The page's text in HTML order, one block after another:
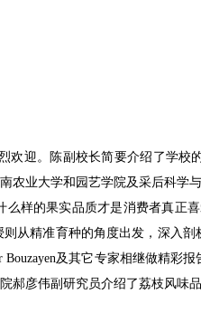
。陈副校长简要介绍了学校
业大学和园艺学院及采后科学
的果实品质才是消费者真正
从精准育种的角度出发，深入
及其它专家相继做精
彦伟副研究员介绍了荔枝风味品